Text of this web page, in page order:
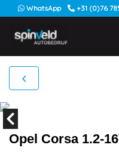
WhatsApp +31 (0)76
Opel Corsa 1.2-